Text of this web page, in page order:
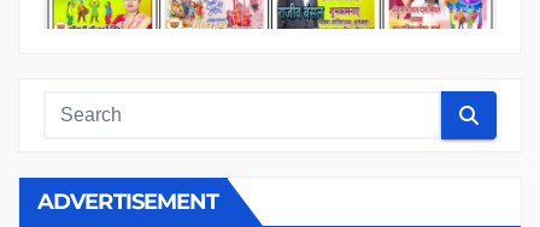
ADVERTISEMENT